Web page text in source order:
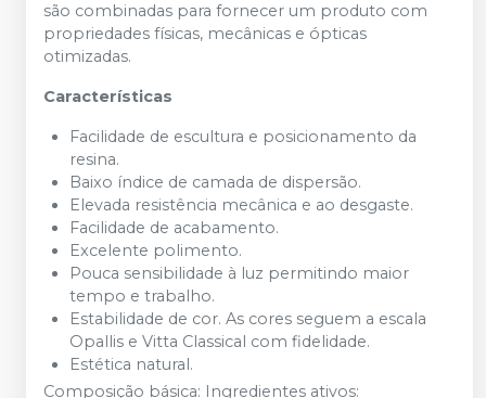
são combinadas para fornecer um produto com
propriedades físicas, mecânicas e ópticas
otimizadas.
Características
Facilidade de escultura e posicionamento da
resina.
Baixo índice de camada de dispersão.
Elevada resistência mecânica e ao desgaste.
Facilidade de acabamento.
Excelente polimento.
Pouca sensibilidade à luz permitindo maior
tempo e trabalho.
Estabilidade de cor. As cores seguem a escala
Opallis e Vitta Classical com fidelidade.
Estética natural.
Composição básica: Ingredientes ativos: